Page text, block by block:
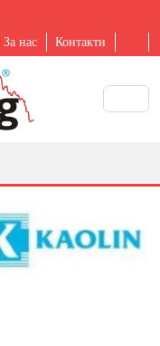
За нас Контакти